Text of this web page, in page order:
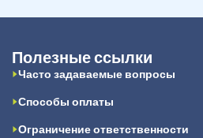
Полезные ссылки
Часто задаваемые вопросы
Способы оплаты
Ограничение ответственности